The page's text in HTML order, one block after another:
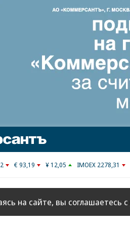
€ 93,19 ¥ 12,05 IMOEX 2278,31
на сайте, вы соглашаетесь с